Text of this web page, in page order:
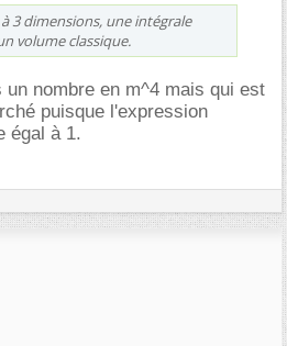
3 dimensions, une intégrale
volume classique.
un nombre en m^4 mais qui est
puisque l'expression
égal à 1.